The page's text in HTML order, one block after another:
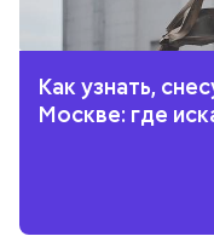
Как узнать,
Москве: где